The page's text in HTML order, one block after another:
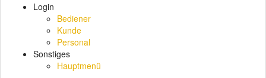
Login
Bediener
Kunde
Personal
Sonstiges
Hauptmenü